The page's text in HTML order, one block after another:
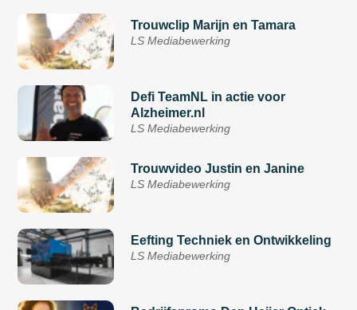
Trouwclip Marijn en Tamara
LS Mediabewerking
Defi TeamNL in actie voor
Alzheimer.nl
LS Mediabewerking
Trouwvideo Justin en Janine
LS Mediabewerking
Eefting Techniek en Ontwikkeling
LS Mediabewerking